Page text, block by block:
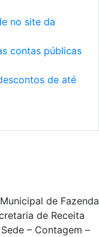
no site da
contas públicas
de até
de Fazenda
de Receita
– Contagem –